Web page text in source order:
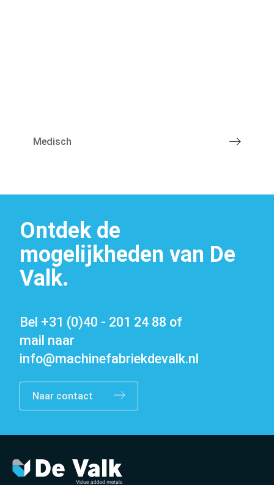
Contact
Medisch
Ontdek de
mogelijkheden van De
Valk.
Bel +31 (0)40 - 201 24 88 of
mail naar
info@machinefabriekdevalk.nl
Naar contact